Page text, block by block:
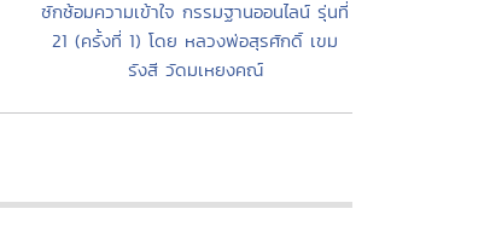
ซักซ้อมความเข้าใจ กรรมฐานออนไลน์ รุ่นที่
21 (ครั้งที่ 1) โดย หลวงพ่อสุรศักดิ์ เขม
รังสี วัดมเหยงคณ์